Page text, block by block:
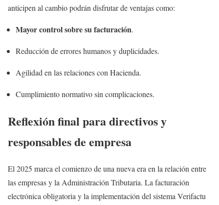
anticipen al cambio podrán disfrutar de ventajas como:
Mayor control sobre su facturación.
Reducción de errores humanos y duplicidades.
Agilidad en las relaciones con Hacienda.
Cumplimiento normativo sin complicaciones.
Reflexión final para directivos y
responsables de empresa
El 2025 marca el comienzo de una nueva era en la relación entre
las empresas y la Administración Tributaria. La facturación
electrónica obligatoria y la implementación del sistema Verifactu